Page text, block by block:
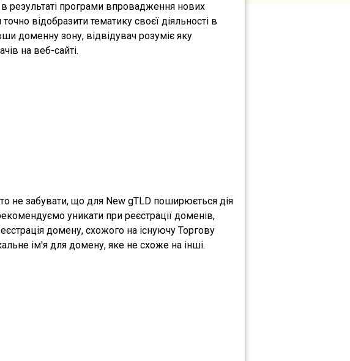
результаті програми впровадження нових
відобразити тематику своєї діяльності в
доменну зону, відвідувач розуміє яку
на веб-сайті.
не забувати, що для New gTLD поширюється дія
уникати при реєстрації доменів,
домену, схожого на існуючу Торгову
ім'я для домену, яке не схоже на інші.